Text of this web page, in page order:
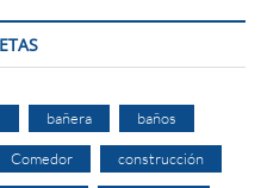
bañera baños
Comedor construcción